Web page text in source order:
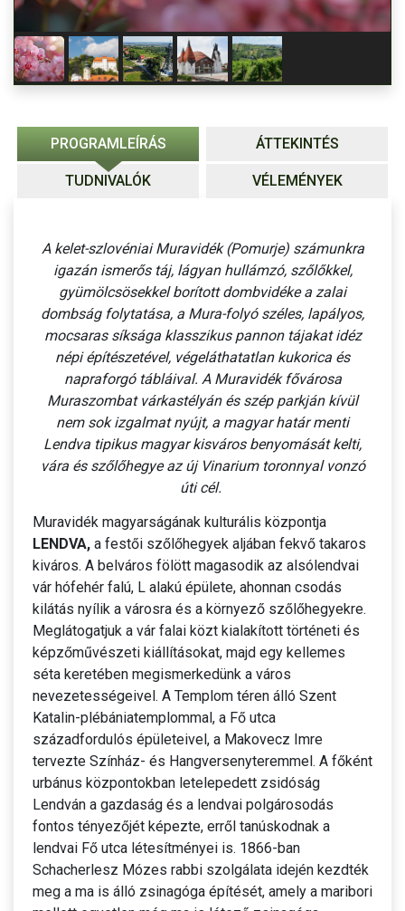
PROGRAMLEÍRÁS ÁTTEKINTÉS
TUDNIVALÓK VÉLEMÉNYEK
A kelet-szlovéniai Muravidék (Pomurje) számunkra
igazán ismerős táj, lágyan hullámzó, szőlőkkel,
gyümölcsösekkel borított dombvidéke a zalai
dombság folytatása, a Mura-folyó széles, lapályos,
mocsaras síksága klasszikus pannon tájakat idéz
népi építészetével, végeláthatatlan kukorica és
napraforgó tábláival. A Muravidék fővárosa
Muraszombat várkastélyán és szép parkján kívül
nem sok izgalmat nyújt, a magyar határ menti
Lendva tipikus magyar kisváros benyomását kelti,
vára és szőlőhegye az új Vinarium toronnyal vonzó
úti cél.
Muravidék magyarságának kulturális központja
LENDVA, a festői szőlőhegyek aljában fekvő takaros
kiváros. A belváros fölött magasodik az alsólendvai
vár hófehér falú, L alakú épülete, ahonnan csodás
kilátás nyílik a városra és a környező szőlőhegyekre.
Meglátogatjuk a vár falai közt kialakított történeti és
képzőművészeti kiállításokat, majd egy kellemes
séta keretében megismerkedünk a város
nevezetességeivel. A Templom téren álló Szent
Katalin-plébániatemplommal, a Fő utca
századfordulós épületeivel, a Makovecz Imre
tervezte Színház- és Hangversenyteremmel. A főként
urbánus központokban letelepedett zsidóság
Lendván a gazdaság és a lendvai polgárosodás
fontos tényezőjét képezte, erről tanúskodnak a
lendvai Fő utca létesítményei is. 1866-ban
Schacherlesz Mózes rabbi szolgálata idején kezdték
meg a ma is álló zsinagóga építését, amely a maribori